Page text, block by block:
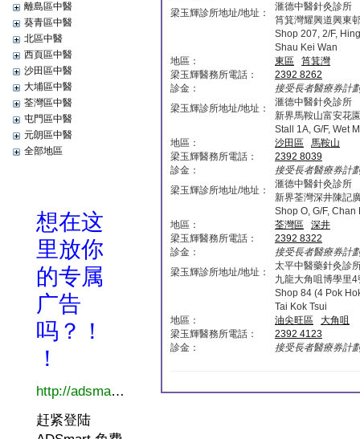
離島區中醫
葵青區中醫
北區中醫
西頁區中醫
沙田區中醫
大埔區中醫
荃灣區中醫
屯門區中醫
元朗區中醫
全部地區
梁玉輝診所地址/地址：
滙德中醫針灸診所
筲箕灣耀興道興東
Shop 207, 2/F,
Shau Kei Wan
地區：
東區
筲箕灣
梁玉輝醫務所電話：
2392 8262
診金：
接受長者醫療券計
梁玉輝診所地址/地址：
滙德中醫針灸診所
新界馬鞍山富安花
Stall 1A, G/F, Wet
地區：
沙田區
馬鞍山
梁玉輝醫務所電話：
2392 8039
診金：
接受長者醫療券計
梁玉輝診所地址/地址：
滙德中醫針灸診所
新界荃灣深井陳記
Shop O, G/F,
地區：
荃灣區
深井
梁玉輝醫務所電話：
2392 8322
診金：
接受長者醫療券計
梁玉輝診所地址/地址：
太平中醫藥針灸診
九龍大角咀博學里
Shop 84 (4 Pok
Tai Kok Tsui
地區：
油尖旺區
大角咀
梁玉輝醫務所電話：
2392 4123
診金：
接受長者醫療券計